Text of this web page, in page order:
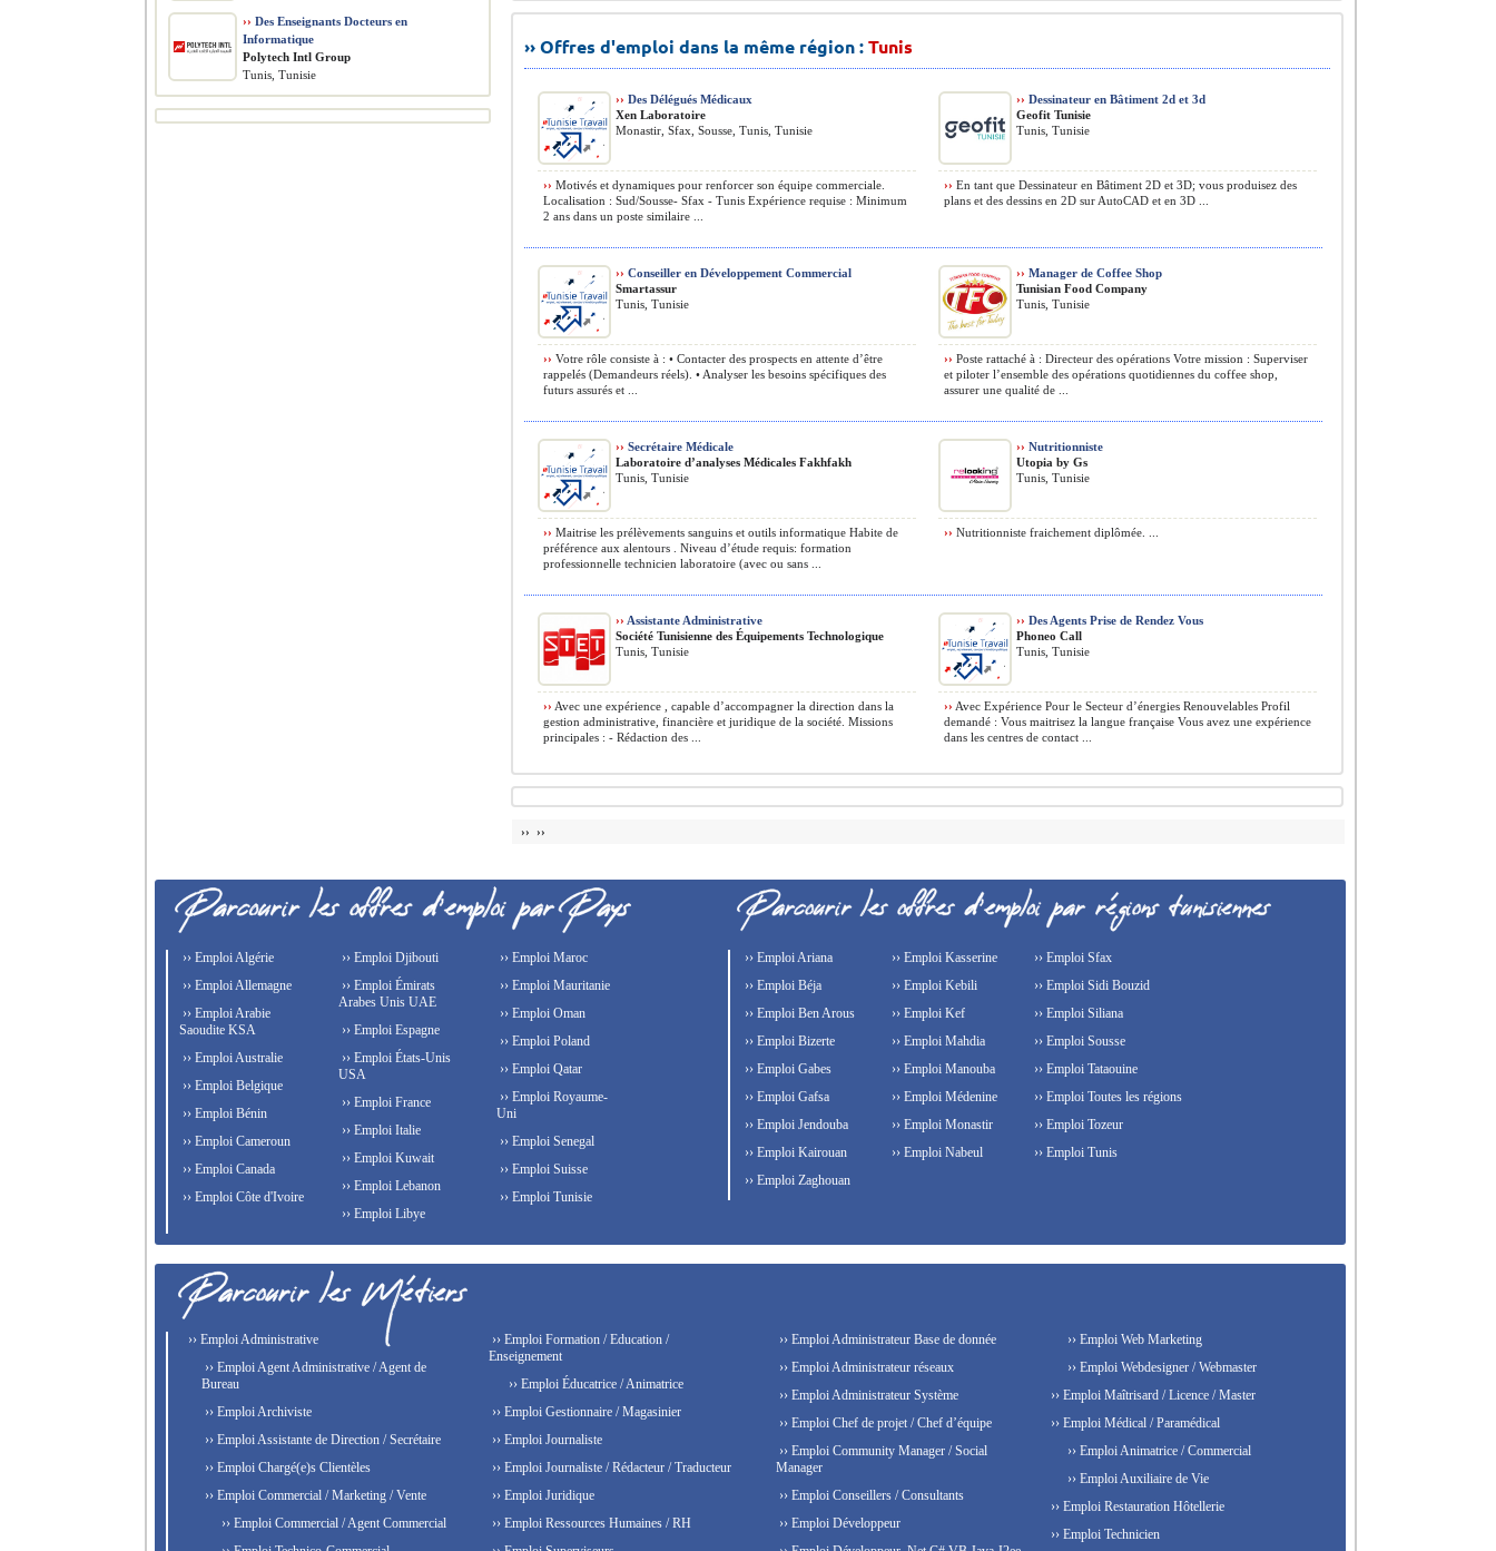
›› Offres d'emploi dans la même région :Tunis
›› Des Délégués Médicaux
Xen Laboratoire
Monastir, Sfax, Sousse, Tunis, Tunisie
›› Motivés et dynamiques pour renforcer son équipe commerciale.
Localisation : Sud/Sousse- Sfax - Tunis Expérience requise : Minimum
2 ans dans un poste similaire ...
›› Dessinateur en Bâtiment 2d et 3d
Geofit Tunisie
Tunis, Tunisie
›› En tant que Dessinateur en Bâtiment 2D et 3D; vous produisez des
plans et des dessins en 2D sur AutoCAD et en 3D ...
›› Conseiller en Développement Commercial
Smartassur
Tunis, Tunisie
›› Votre rôle consiste à : • Contacter des prospects en attente d’être
rappelés (Demandeurs réels). • Analyser les besoins spécifiques des
futurs assurés et ...
›› Manager de Coffee Shop
Tunisian Food Company
Tunis, Tunisie
›› Poste rattaché à : Directeur des opérations Votre mission : Superviser
et piloter l’ensemble des opérations quotidiennes du coffee shop,
assurer une qualité de ...
›› Secrétaire Médicale
Laboratoire d’analyses Médicales Fakhfakh
Tunis, Tunisie
›› Maitrise les prélèvements sanguins et outils informatique Habite de
préférence aux alentours . Niveau d’étude requis: formation
professionnelle technicien laboratoire (avec ou sans ...
›› Nutritionniste
Utopia by Gs
Tunis, Tunisie
›› Nutritionniste fraichement diplômée. ...
›› Assistante Administrative
Société Tunisienne des Équipements Technologique
Tunis, Tunisie
›› Avec une expérience , capable d’accompagner la direction dans la
gestion administrative, financière et juridique de la société. Missions
principales : - Rédaction des ...
›› Des Agents Prise de Rendez Vous
Phoneo Call
Tunis, Tunisie
›› Avec Expérience Pour le Secteur d’énergies Renouvelables Profil
demandé : Vous maitrisez la langue française Vous avez une expérience
dans les centres de contact ...
›› ››
›› Des Enseignants Docteurs en
Informatique
Polytech Intl Group
Tunis, Tunisie
›› Emploi Algérie
›› Emploi Allemagne
›› Emploi Arabie
Saoudite KSA
›› Emploi Australie
›› Emploi Belgique
›› Emploi Bénin
›› Emploi Cameroun
›› Emploi Canada
›› Emploi Côte d'Ivoire
›› Emploi Djibouti
›› Emploi Émirats
Arabes Unis UAE
›› Emploi Espagne
›› Emploi États-Unis
USA
›› Emploi France
›› Emploi Italie
›› Emploi Kuwait
›› Emploi Lebanon
›› Emploi Libye
›› Emploi Maroc
›› Emploi Mauritanie
›› Emploi Oman
›› Emploi Poland
›› Emploi Qatar
›› Emploi Royaume-
Uni
›› Emploi Senegal
›› Emploi Suisse
›› Emploi Tunisie
›› Emploi Ariana
›› Emploi Béja
›› Emploi Ben Arous
›› Emploi Bizerte
›› Emploi Gabes
›› Emploi Gafsa
›› Emploi Jendouba
›› Emploi Kairouan
›› Emploi Kasserine
›› Emploi Kebili
›› Emploi Kef
›› Emploi Mahdia
›› Emploi Manouba
›› Emploi Médenine
›› Emploi Monastir
›› Emploi Nabeul
›› Emploi Sfax
›› Emploi Sidi Bouzid
›› Emploi Siliana
›› Emploi Sousse
›› Emploi Tataouine
›› Emploi Toutes les régions
›› Emploi Tozeur
›› Emploi Tunis
›› Emploi Zaghouan
›› Emploi Administrative
›› Emploi Agent Administrative / Agent de
Bureau
›› Emploi Archiviste
›› Emploi Assistante de Direction / Secrétaire
›› Emploi Chargé(e)s Clientèles
›› Emploi Commercial / Marketing / Vente
›› Emploi Commercial / Agent Commercial
›› Emploi Formation / Education /
Enseignement
›› Emploi Éducatrice / Animatrice
›› Emploi Gestionnaire / Magasinier
›› Emploi Journaliste
›› Emploi Journaliste / Rédacteur / Traducteur
›› Emploi Juridique
›› Emploi Ressources Humaines / RH
›› Emploi Administrateur Base de donnée
›› Emploi Administrateur réseaux
›› Emploi Administrateur Système
›› Emploi Chef de projet / Chef d’équipe
›› Emploi Community Manager / Social
Manager
›› Emploi Conseillers / Consultants
›› Emploi Développeur
›› Emploi Web Marketing
›› Emploi Webdesigner / Webmaster
›› Emploi Maîtrisard / Licence / Master
›› Emploi Médical / Paramédical
›› Emploi Animatrice / Commercial
›› Emploi Auxiliaire de Vie
›› Emploi Restauration Hôtellerie
›› Emploi Technicien